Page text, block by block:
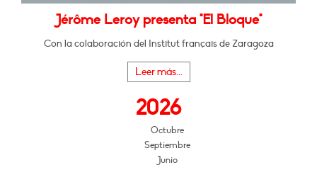
Jérôme Leroy presenta "El Bloque"
Con la colaboración del Institut français de Zaragoza
Leer más...
2026
Octubre
Septiembre
Junio